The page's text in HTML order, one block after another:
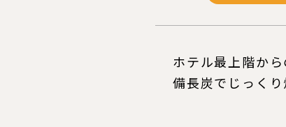
ホテル最上階か
備長炭でじっく